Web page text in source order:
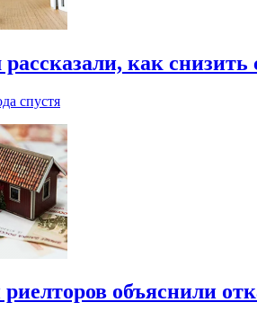
как снизить
спустя
объяснили